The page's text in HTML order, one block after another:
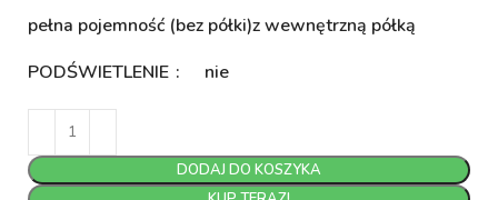
pełna pojemność (bez półki)z wewnętrzną półką
PODŚWIETLENIE
nie
DODAJ DO KOSZYKA